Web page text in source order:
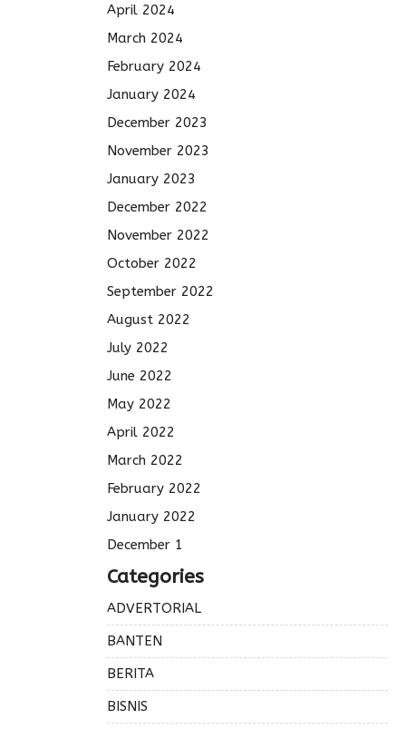
April 2024
March 2024
February 2024
January 2024
December 2023
November 2023
January 2023
December 2022
November 2022
October 2022
September 2022
August 2022
July 2022
June 2022
May 2022
April 2022
March 2022
February 2022
January 2022
December 1
Categories
ADVERTORIAL
BANTEN
BERITA
BISNIS